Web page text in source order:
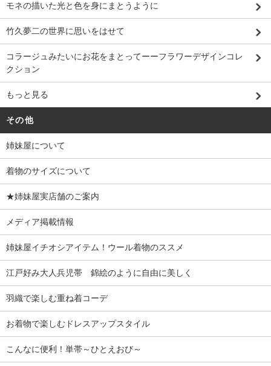
モネの描いた光と色を身にまとうように
竹久夢二の世界に思いをはせて
コラージュみたいにお花をまとってーーフラワーデザインコレ
クション
もっと見る
その他
姉妹屋について
着物のサイズについて
★姉妹屋実店舗のご案内
メディア掲載情報
姉妹屋イチオシアイテム！ウール着物のススメ
江戸好み大人兵児帯 錦絵のように自由に美しく
羽織で楽しむ重ね着コーデ
お着物で楽しむドレスアップスタイル
こんなに便利！単帯～ひとえおび～